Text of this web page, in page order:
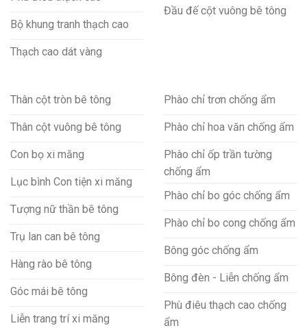
Bộ khung tranh thạch cao
Thạch cao dát vàng
Đầu đế cột vuông bê tông
Thân cột tròn bê tông
Thân cột vuông bê tông
Con bọ xi măng
Lục bình Con tiện xi măng
Tượng nữ thần bê tông
Trụ lan can bê tông
Hàng rào bê tông
Góc mái bê tông
Liễn trang trí xi măng
Phào chỉ trơn chống ẩm
Phào chỉ hoa văn chống ẩm
Phào chỉ ốp trần tường
chống ẩm
Phào chỉ bo góc chống ẩm
Phào chỉ bo cong chống ẩm
Bông góc chống ẩm
Bông đèn - Liễn chống ẩm
Phù điêu thạch cao chống
ẩm